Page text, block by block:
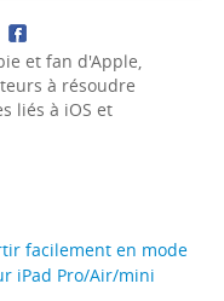
et fan d'Apple,
à résoudre
liés à iOS et
facilement en mode
iPad Pro/Air/mini